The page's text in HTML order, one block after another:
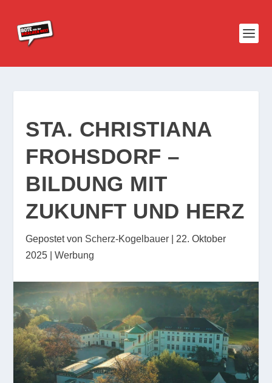
STA. CHRISTIANA
FROHSDORF –
BILDUNG MIT
ZUKUNFT UND HERZ
Gepostet von Scherz-Kogelbauer
22. Oktober
2025 |Werbung